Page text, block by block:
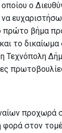
ο
βήμα
το
η Τεχνόπολη
προχωρά
φορά στον